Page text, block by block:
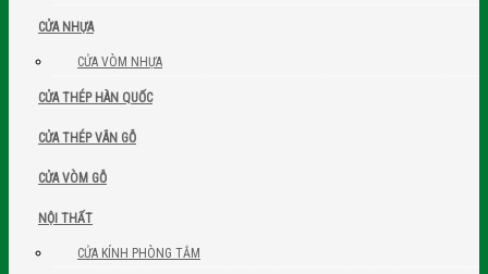
CỬA NHỰA
CỬA VÒM NHỰA
CỬA THÉP HÀN QUỐC
CỬA THÉP VÂN GỖ
CỬA VÒM GỖ
NỘI THẤT
CỬA KÍNH PHÒNG TẮM